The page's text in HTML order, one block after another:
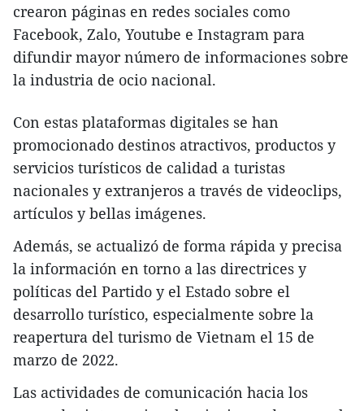
crearon páginas en redes sociales como
Facebook, Zalo, Youtube e Instagram para
difundir mayor número de informaciones sobre
la industria de ocio nacional.
Con estas plataformas digitales se han
promocionado destinos atractivos, productos y
servicios turísticos de calidad a turistas
nacionales y extranjeros a través de videoclips,
artículos y bellas imágenes.
Además, se actualizó de forma rápida y precisa
la información en torno a las directrices y
políticas del Partido y el Estado sobre el
desarrollo turístico, especialmente sobre la
reapertura del turismo de Vietnam el 15 de
marzo de 2022.
Las actividades de comunicación hacia los